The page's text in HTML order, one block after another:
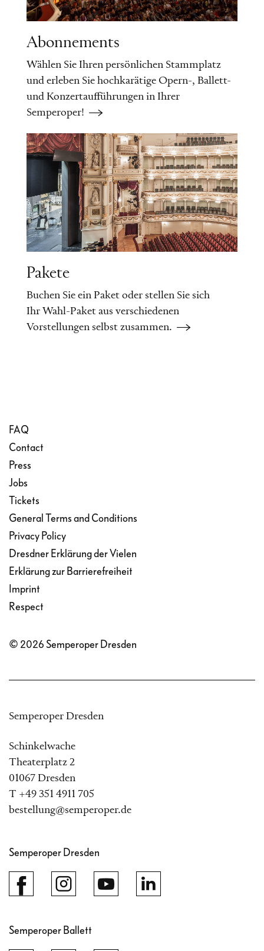
Abonnements
Wählen Sie Ihren persönlichen Stammplatz
und erleben Sie hochkarätige Opern-, Ballett-
und Konzertaufführungen in Ihrer
Semperoper!
Pakete
Buchen Sie ein Paket oder stellen Sie sich
Ihr Wahl-Paket aus verschiedenen
Vorstellungen selbst zusammen.
FAQ
Contact
Press
Jobs
Tickets
General Terms and Conditions
Privacy Policy
Dresdner Erklärung der Vielen
Erklärung zur Barrierefreiheit
Imprint
Respect
© 2026 Semperoper Dresden
Semperoper Dresden
Schinkelwache
Theaterplatz 2
01067 Dresden
T +49 351 4911 705
bestellung@semperoper.de
Semperoper Dresden
Semperoper Ballett